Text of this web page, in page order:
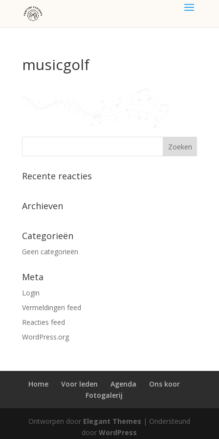
musicgolf
Recente reacties
Archieven
Categorieën
Geen categorieën
Meta
Login
Vermeldingen feed
Reacties feed
WordPress.org
Home Voor leden Agenda
Ons koor
Fotogalerij
Ontworpen door Elegant Themes | Ondersteund
doorWordPress